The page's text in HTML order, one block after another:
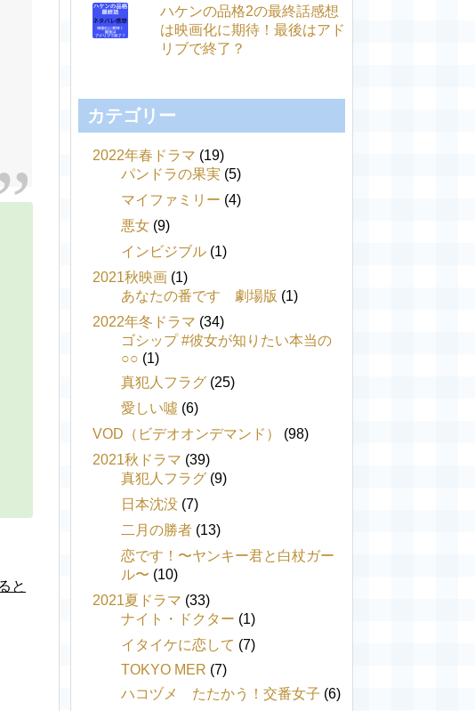
と
ハケンの品格2の最終話感想
は映画化に期待！最後はアド
リブで終了？
カテゴリー
2022年春ドラマ (19)
パンドラの果実 (5)
マイファミリー (4)
悪女 (9)
インビジブル (1)
2021秋映画 (1)
あなたの番です 劇場版 (1)
2022年冬ドラマ (34)
ゴシップ #彼女が知りたい本当の
○○ (1)
真犯人フラグ (25)
愛しい噓 (6)
VOD（ビデオオンデマンド）
(98)
2021秋ドラマ (39)
真犯人フラグ (9)
日本沈没 (7)
二月の勝者 (13)
恋です！〜ヤンキー君と白杖ガー
ル〜 (10)
2021夏ドラマ (33)
ナイト・ドクター (1)
イタイケに恋して (7)
TOKYO MER (7)
ハコヅメ たたかう！交番女子 (6)